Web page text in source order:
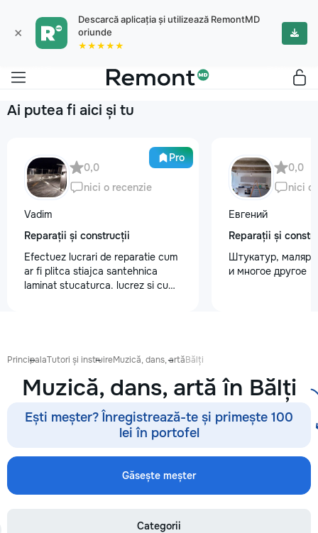
×
Descarcă aplicația și utilizează RemontMD
oriunde
★★★★★
Ai putea fi aici și tu
Pro
0,0
nici o recenzie
Vadim
Reparații și construcții
Efectuez lucrari de reparatie cum
ar fi plitca stiajca santehnica
laminat stucaturca. lucrez si cu
0,0
nici o
Евгений
Reparații și
Штукатур, маляр ,
и многое другое
PrincipalaTutori și instruireMuzică, dans, artăBălți
Muzică, dans, artă în Bălți
Ești meșter? Înregistrează-te și primește 100
lei în portofel
Găsește meșter
Categorii